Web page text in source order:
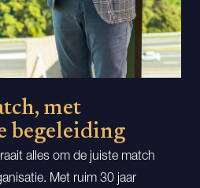
met
begeleiding
alles om de juiste match
Met ruim 30 jaar